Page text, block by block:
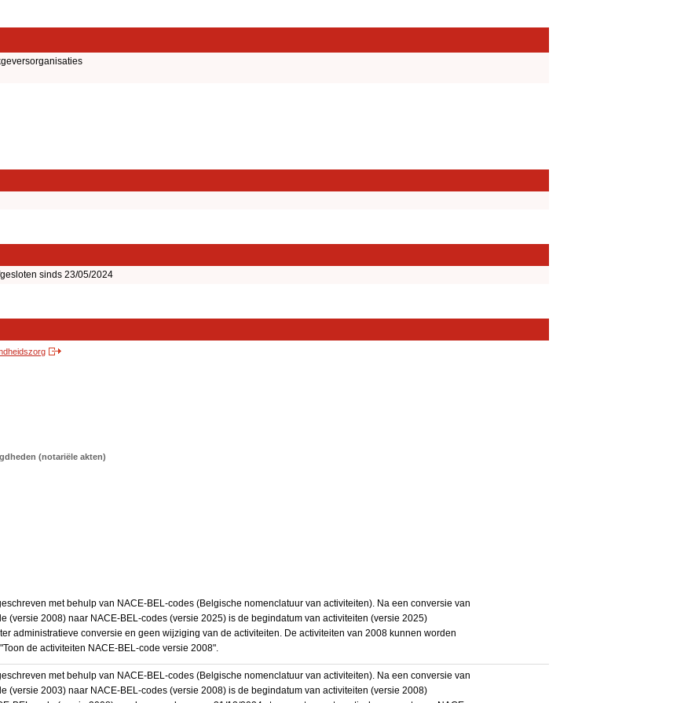
sinds 23/05/2024
(notariële akten)
met behulp van NACE-BEL-codes (Belgische nomenclatuur van activiteiten). Na een conversie van
(versie 2008) naar NACE-BEL-codes (versie 2025) is de begindatum van activiteiten (versie 2025)
administratieve conversie en geen wijziging van de activiteiten. De activiteiten van 2008 kunnen worden
de activiteiten NACE-BEL-code versie 2008".
met behulp van NACE-BEL-codes (Belgische nomenclatuur van activiteiten). Na een conversie van
(versie 2003) naar NACE-BEL-codes (versie 2008) is de begindatum van activiteiten (versie 2008)